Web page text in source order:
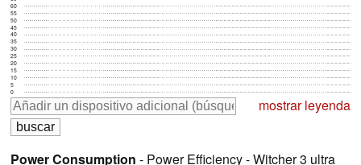
0
5
10
15
20
25
30
35
40
45
50
55
60
mostrar leyenda
Power Consumption - Power Efficiency - Witcher 3 ultra